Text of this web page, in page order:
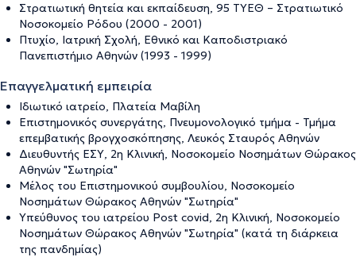
Στρατιωτική θητεία και εκπαίδευση, 95 ΤΥΕΘ – Στρατιωτικό
Νοσοκομείο Ρόδου (2000 - 2001)
Πτυχίο, Ιατρική Σχολή, Εθνικό και Καποδιστριακό
Πανεπιστήμιο Αθηνών (1993 - 1999)
Επαγγελματική εμπειρία
Ιδιωτικό ιατρείο, Πλατεία Μαβίλη
Επιστημονικός συνεργάτης, Πνευμονολογικό τμήμα - Τμήμα
επεμβατικής βρογχοσκόπησης, Λευκός Σταυρός Αθηνών
Διευθυντής ΕΣΥ, 2η Κλινική, Νοσοκομείο Νοσημάτων Θώρακος
Αθηνών "Σωτηρία"
Μέλος του Επιστημονικού συμβουλίου, Νοσοκομείο
Νοσημάτων Θώρακος Αθηνών "Σωτηρία"
Υπεύθυνος του ιατρείου Post covid, 2η Κλινική, Νοσοκομείο
Νοσημάτων Θώρακος Αθηνών "Σωτηρία" (κατά τη διάρκεια
της πανδημίας)